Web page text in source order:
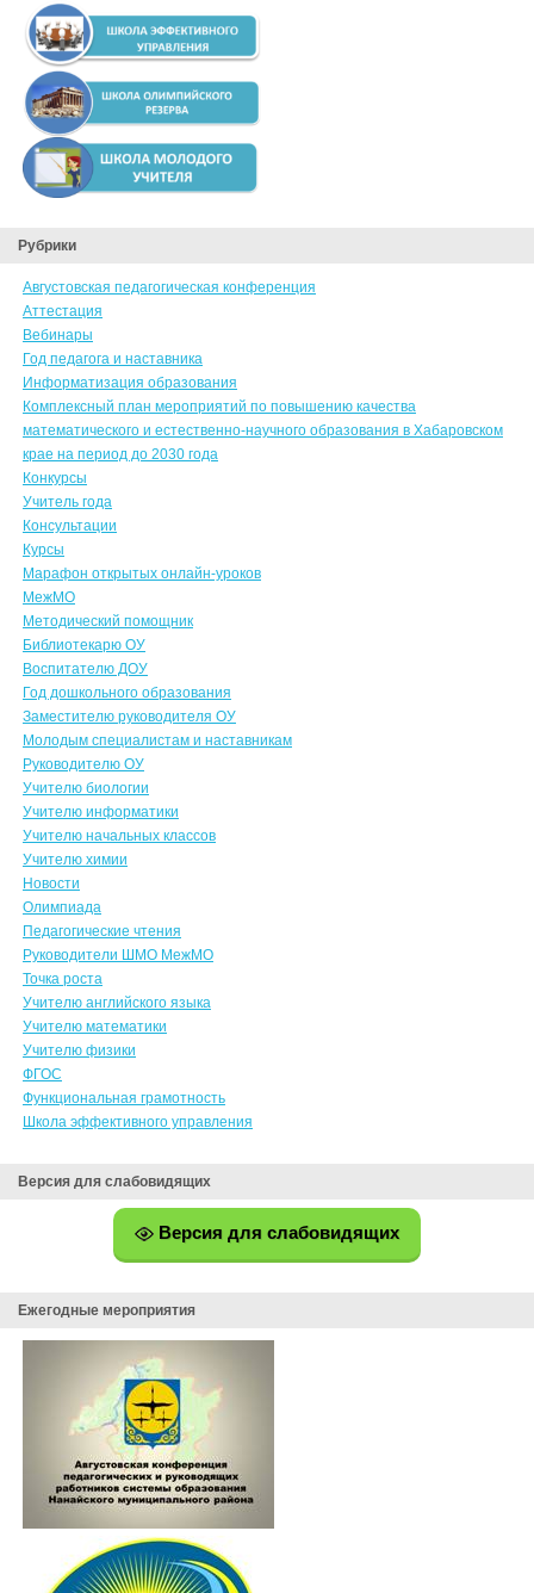
Рубрики
Августовская педагогическая конференция
Аттестация
Вебинары
Год педагога и наставника
Информатизация образования
Комплексный план мероприятий по повышению качества
математического и естественно-научного образования в Хабаровском
крае на период до 2030 года
Конкурсы
Учитель года
Консультации
Курсы
Марафон открытых онлайн-уроков
МежМО
Методический помощник
Библиотекарю ОУ
Воспитателю ДОУ
Год дошкольного образования
Заместителю руководителя ОУ
Молодым специалистам и наставникам
Руководителю ОУ
Учителю биологии
Учителю информатики
Учителю начальных классов
Учителю химии
Новости
Олимпиада
Педагогические чтения
Руководители ШМО МежМО
Точка роста
Учителю английского языка
Учителю математики
Учителю физики
ФГОС
Функциональная грамотность
Школа эффективного управления
Версия для слабовидящих
Версия для слабовидящих
Ежегодные мероприятия